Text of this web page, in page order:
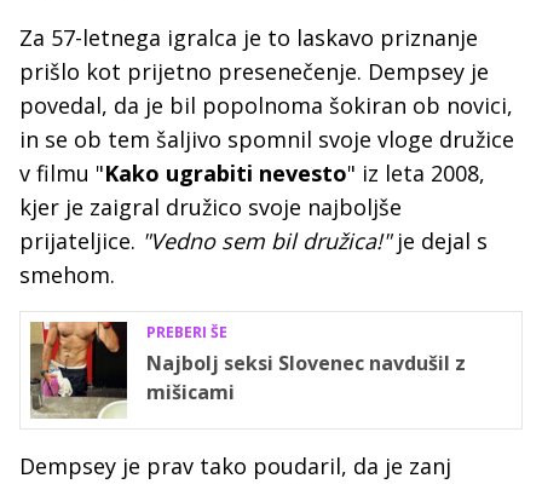
Za 57-letnega igralca je to laskavo priznanje
prišlo kot prijetno presenečenje. Dempsey je
povedal, da je bil popolnoma šokiran ob novici,
in se ob tem šaljivo spomnil svoje vloge družice
v filmu "Kako ugrabiti nevesto" iz leta 2008,
kjer je zaigral družico svoje najboljše
prijateljice. "Vedno sem bil družica!"je dejal s
smehom.
PREBERI ŠE
Najbolj seksi Slovenec navdušil z
mišicami
Dempsey je prav tako poudaril, da je zanj